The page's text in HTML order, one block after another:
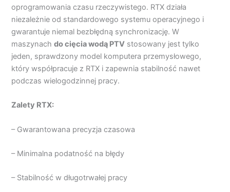
oprogramowania czasu rzeczywistego. RTX działa
niezależnie od standardowego systemu operacyjnego i
gwarantuje niemal bezbłędną synchronizację. W
maszynachdo cięcia wodą PTV stosowany jest tylko
jeden, sprawdzony model komputera przemysłowego,
który współpracuje z RTX i zapewnia stabilność nawet
podczas wielogodzinnej pracy.
Zalety RTX:
– Gwarantowana precyzja czasowa
– Minimalna podatność na błędy
– Stabilność w długotrwałej pracy